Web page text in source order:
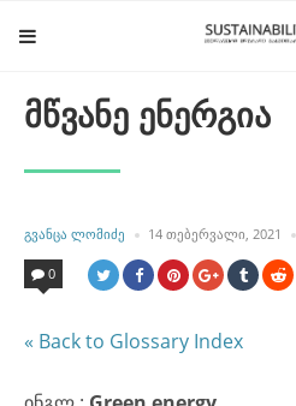
მწვანე ენერგია
POSTED
BY
ᲒᲕᲐᲜᲪᲐ ᲚᲝᲛᲘᲫᲔ 14 ᲗᲔᲑᲔᲠᲕᲐᲚᲘ, 2021
0
« Back to Glossary Index